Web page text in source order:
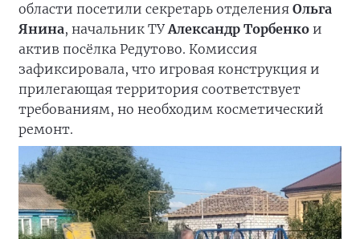
области посетили секретарь отделения Ольга
Янина, начальник ТУАлександр Торбенко и
актив посёлка Редутово. Комиссия
зафиксировала, что игровая конструкция и
прилегающая территория соответствует
требованиям, но необходим косметический
ремонт.